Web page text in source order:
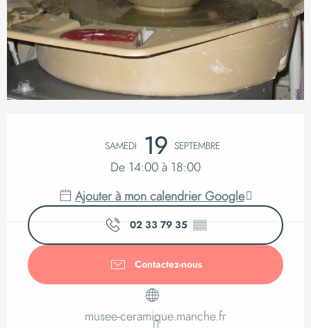
Ouverture et
SAMEDI 19 SEPTEMBRE
De 14:00 à 18:00
Ajouter à mon calendrier Google
02 33 79 35 ▒▒
Contactez-nous
musee-ceramique.manche.fr